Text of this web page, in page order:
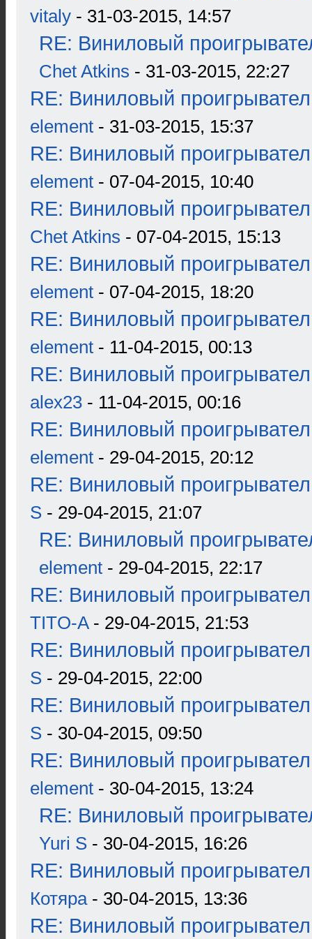
vitaly - 31-03-2015, 14:57
RE: Виниловый
Chet Atkins - 31-03-2015, 22:27
RE: Виниловый
element - 31-03-2015, 15:37
RE: Виниловый
element - 07-04-2015, 10:40
RE: Виниловый
Chet Atkins - 07-04-2015, 15:13
RE: Виниловый
element - 07-04-2015, 18:20
RE: Виниловый
element - 11-04-2015, 00:13
RE: Виниловый
alex23 - 11-04-2015, 00:16
RE: Виниловый
element - 29-04-2015, 20:12
RE: Виниловый
S - 29-04-2015, 21:07
RE: Виниловый
element - 29-04-2015, 22:17
RE: Виниловый
TITO-A- 29-04-2015, 21:53
RE: Виниловый
S - 29-04-2015, 22:00
RE: Виниловый
S - 30-04-2015, 09:50
RE: Виниловый
element - 30-04-2015, 13:24
RE: Виниловый
Yuri S - 30-04-2015, 16:26
RE: Виниловый
Котяра- 30-04-2015, 13:36
RE: Виниловый